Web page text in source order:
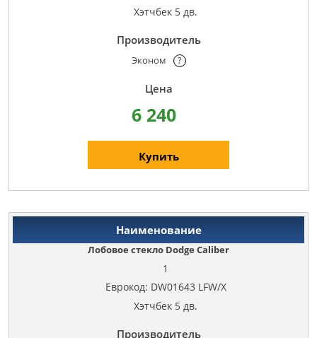
Хэтчбек 5 дв.
Эконом ?
6 240
Купить
Лобовое стекло Dodge Caliber
1
Еврокод: DW01643 LFW/X
Хэтчбек 5 дв.